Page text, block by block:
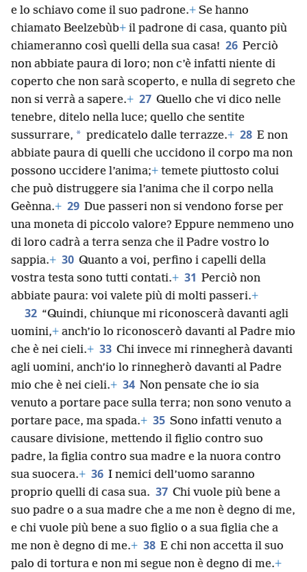
e lo schiavo come il suo padrone.+ Se hanno
chiamato Beelzebùb+ il padrone di casa, quanto più
chiameranno così quelli della sua casa! 26 Perciò
non abbiate paura di loro; non c’è infatti niente di
coperto che non sarà scoperto, e nulla di segreto che
non si verrà a sapere.+ 27 Quello che vi dico nelle
tenebre, ditelo nella luce; quello che sentite
sussurrare, * predicatelo dalle terrazze.+ 28 E non
abbiate paura di quelli che uccidono il corpo ma non
possono uccidere l’anima;+ temete piuttosto colui
che può distruggere sia l’anima che il corpo nella
Geènna.+ 29 Due passeri non si vendono forse per
una moneta di piccolo valore? Eppure nemmeno uno
di loro cadrà a terra senza che il Padre vostro lo
sappia.+ 30 Quanto a voi, perfino i capelli della
vostra testa sono tutti contati.+ 31 Perciò non
abbiate paura: voi valete più di molti passeri.+
32 “Quindi, chiunque mi riconoscerà davanti agli
uomini,+ anch’io lo riconoscerò davanti al Padre mio
che è nei cieli.+ 33 Chi invece mi rinnegherà davanti
agli uomini, anch’io lo rinnegherò davanti al Padre
mio che è nei cieli.+ 34 Non pensate che io sia
venuto a portare pace sulla terra; non sono venuto a
portare pace, ma spada.+ 35 Sono infatti venuto a
causare divisione, mettendo il figlio contro suo
padre, la figlia contro sua madre e la nuora contro
sua suocera.+ 36 I nemici dell’uomo saranno
proprio quelli di casa sua. 37 Chi vuole più bene a
suo padre o a sua madre che a me non è degno di me,
e chi vuole più bene a suo figlio o a sua figlia che a
me non è degno di me.+ 38 E chi non accetta il suo
palo di tortura e non mi segue non è degno di me.+